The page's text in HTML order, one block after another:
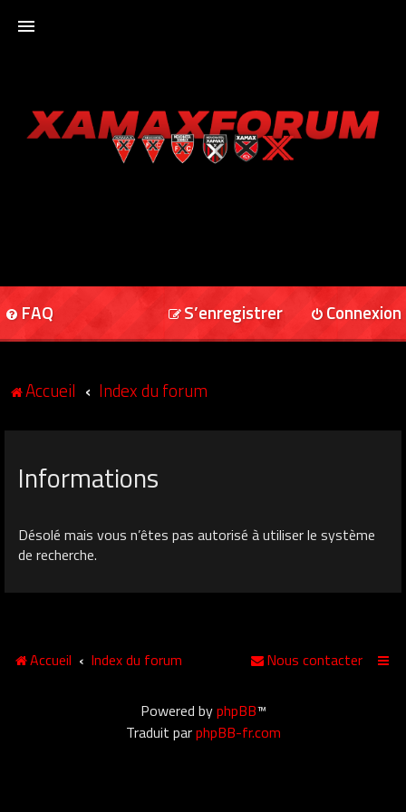
XAMAXFORUM
FAQ Connexion
S’enregistrer
Accueil Index du forum
Informations
Désolé mais vous n’êtes pas autorisé à utiliser le système
de recherche.
Accueil Index du forum Nous contacter
Powered byphpBB™
Traduit parphpBB-fr.com